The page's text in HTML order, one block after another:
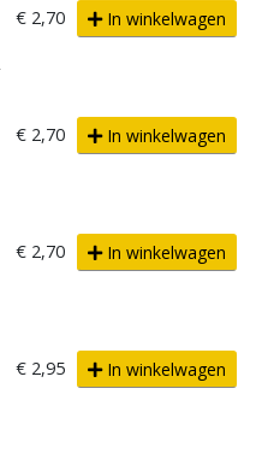
€ 2,70
In winkelwagen
€ 2,70
In winkelwagen
€ 2,70
In winkelwagen
€ 2,95
In winkelwagen